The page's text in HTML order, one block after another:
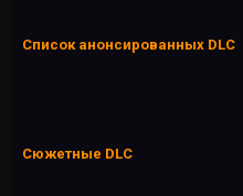
Список анонсированных DLC
Сюжетные DLC